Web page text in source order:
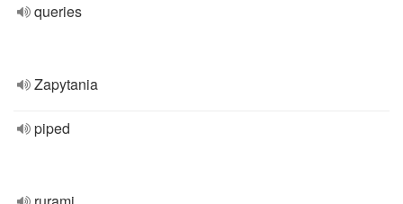
queries
Zapytania
piped